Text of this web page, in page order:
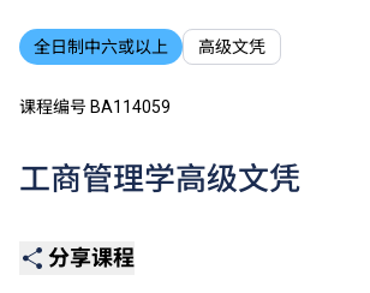
全日制中六或以上 高级文凭
课程编号 BA114059
工商管理学高级文凭
分享课程